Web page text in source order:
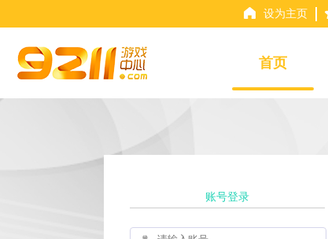
设为主页
首页
账号登录